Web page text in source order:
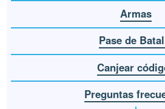
Armas
Pase de
Canjear
Preguntas